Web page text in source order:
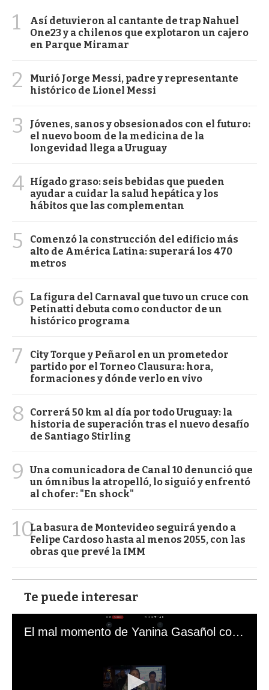
1
Así detuvieron al cantante de trap Nahuel
One23 y a chilenos que explotaron un cajero
en Parque Miramar
2
Murió Jorge Messi, padre y representante
histórico de Lionel Messi
3
Jóvenes, sanos y obsesionados con el futuro:
el nuevo boom de la medicina de la
longevidad llega a Uruguay
4 Hígado graso: seis bebidas que pueden
ayudar a cuidar la salud hepática y los
hábitos que las complementan
5
Comenzó la construcción del edificio más
alto de América Latina: superará los 470
metros
6
La figura del Carnaval que tuvo un cruce con
Petinatti debuta como conductor de un
histórico programa
7
City Torque y Peñarol en un prometedor
partido por el Torneo Clausura: hora,
formaciones y dónde verlo en vivo
8
Correrá 50 km al día por todo Uruguay: la
historia de superación tras el nuevo desafío
de Santiago Stirling
9
Una comunicadora de Canal 10 denunció que
un ómnibus la atropelló, lo siguió y enfrentó
al chofer: "En shock"
10La basura de Montevideo seguirá yendo a
Felipe Cardoso hasta al menos 2055, con las
obras que prevé la IMM
Te puede interesar
El mal momento de Yanina Gasañol con un hincha argentino en "Subrayado"